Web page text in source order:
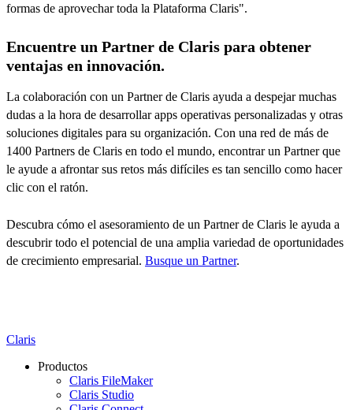
formas de aprovechar toda la Plataforma Claris".
Encuentre un Partner de Claris para obtener
ventajas en innovación.
La colaboración con un Partner de Claris ayuda a despejar muchas
dudas a la hora de desarrollar apps operativas personalizadas y otras
soluciones digitales para su organización. Con una red de más de
1400 Partners de Claris en todo el mundo, encontrar un Partner que
le ayude a afrontar sus retos más difíciles es tan sencillo como hacer
clic con el ratón.
Descubra cómo el asesoramiento de un Partner de Claris le ayuda a
descubrir todo el potencial de una amplia variedad de oportunidades
de crecimiento empresarial. Busque un Partner.
Claris
Productos
Claris FileMaker
Claris Studio